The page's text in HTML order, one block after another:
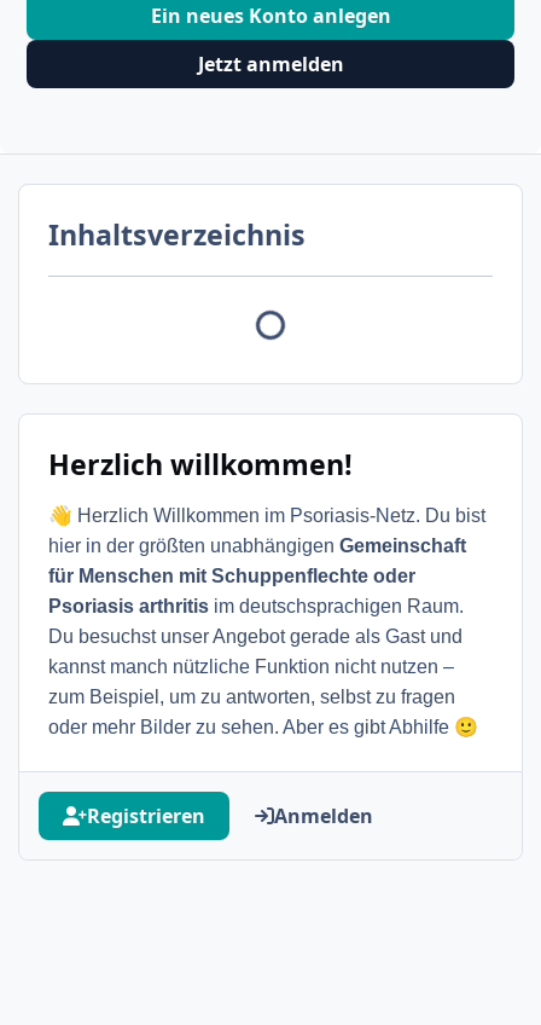
Ein neues Konto anlegen
Jetzt anmelden
Inhaltsverzeichnis
Herzlich willkommen!
👋 Herzlich Willkommen im Psoriasis-Netz. Du bist
hier in der größten unabhängigen Gemeinschaft
für Menschen mit Schuppenflechte oder
Psoriasis arthritis im deutschsprachigen Raum.
Du besuchst unser Angebot gerade als Gast und
kannst manch nützliche Funktion nicht nutzen –
zum Beispiel, um zu antworten, selbst zu fragen
oder mehr Bilder zu sehen. Aber es gibt Abhilfe 🙂
Registrieren Anmelden